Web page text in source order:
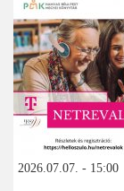
2026.07.07. - 15:00